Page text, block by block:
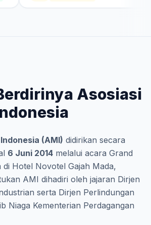
Asosiasi
(AMI) didirikan secara
6 Juni 2014 melalui acara Grand
di Hotel Novotel Gajah Mada,
AMI dihadiri oleh jajaran Dirjen
serta Dirjen Perlindungan
Niaga Kementerian Perdagangan